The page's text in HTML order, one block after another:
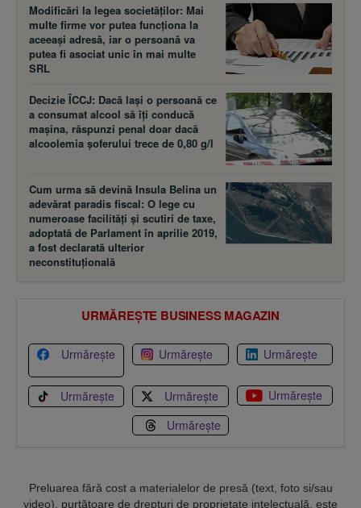
Modificări la legea societăţilor: Mai
multe firme vor putea funcţiona la
aceeaşi adresă, iar o persoană va
putea fi asociat unic în mai multe
SRL
Decizie ÎCCJ: Dacă laşi o persoană ce
a consumat alcool să îţi conducă
maşina, răspunzi penal doar dacă
alcoolemia şoferului trece de 0,80 g/l
Cum urma să devină Insula Belina un
adevărat paradis fiscal: O lege cu
numeroase facilităţi şi scutiri de taxe,
adoptată de Parlament în aprilie 2019,
a fost declarată ulterior
neconstituţională
URMĂREȘTE BUSINESS MAGAZIN
Urmărește Urmărește Urmărește
Urmărește Urmărește
Urmărește
Urmărește
Preluarea fără cost a materialelor de presă (text, foto si/sau
video), purtătoare de drepturi de proprietate intelectuală, este